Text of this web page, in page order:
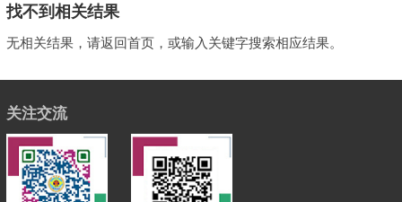
找不到相关结果
无相关结果，请返回首页，或输入关键字搜索相应结果。
关注交流